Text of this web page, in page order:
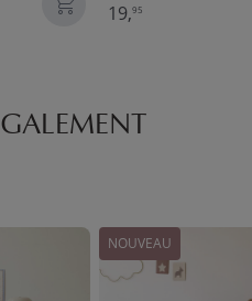
19,95
NOUVEAU